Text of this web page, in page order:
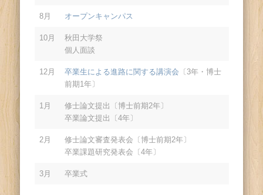
8月 オープンキャンパス
10月
秋田大学祭
個人面談
12月 卒業生による進路に関する講演会 〔3年・博士
前期1年〕
1月
修士論文提出〔博士前期2年〕
卒業論文提出〔4年〕
2月
修士論文審査発表会〔博士前期2年〕
卒業課題研究発表会〔4年〕
3月 卒業式